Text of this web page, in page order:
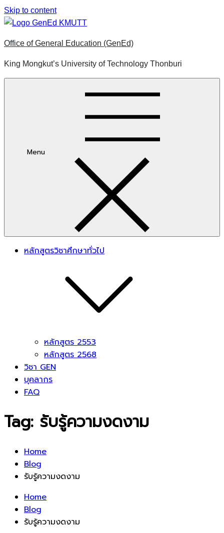
Skip to content
Office of General Education (GenEd)
King Mongkut’s University of Technology Thonburi
Menu
หลักสูตรวิชาศึกษาทั่วไป
หลักสูตร 2553
หลักสูตร 2568
วิชา GEN
บุคลากร
FAQ
Tag: รับรู้ความงดงาม
Home
Blog
รับรู้ความงดงาม
Home
Blog
รับรู้ความงดงาม